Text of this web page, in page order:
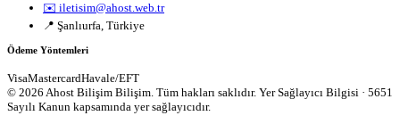
✉️ iletisim@ahost.web.tr
📍 Şanlıurfa, Türkiye
Ödeme Yöntemleri
VisaMastercardHavale/EFT
© 2026 Ahost Bilişim Bilişim. Tüm hakları saklıdır. Yer Sağlayıcı Bilgisi · 5651
Sayılı Kanun kapsamında yer sağlayıcıdır.